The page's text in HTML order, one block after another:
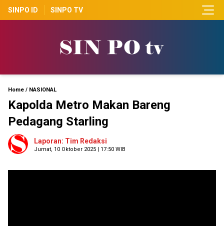
SINPO ID SINPO TV
Home / NASIONAL
Kapolda Metro Makan Bareng
Pedagang Starling
Laporan: Tim Redaksi
Jumat, 10 Oktober 2025 | 17:50 WIB